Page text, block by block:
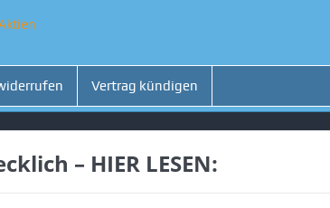
Vertrag kündigen
– HIER LESEN: